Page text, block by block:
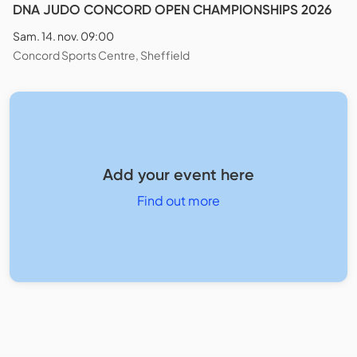
DNA JUDO CONCORD OPEN CHAMPIONSHIPS 2026
Sam. 14. nov. 09:00
Concord Sports Centre, Sheffield
Add your event here
Find out more